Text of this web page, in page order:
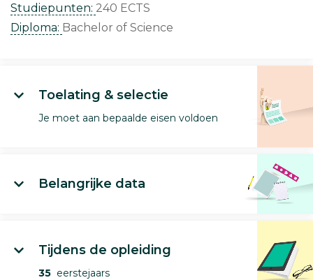
Studiepunten: 240 ECTS
Diploma: Bachelor of Science
Toelating & selectie
Je moet aan bepaalde eisen voldoen
Belangrijke data
Tijdens de opleiding
35 eerstejaars